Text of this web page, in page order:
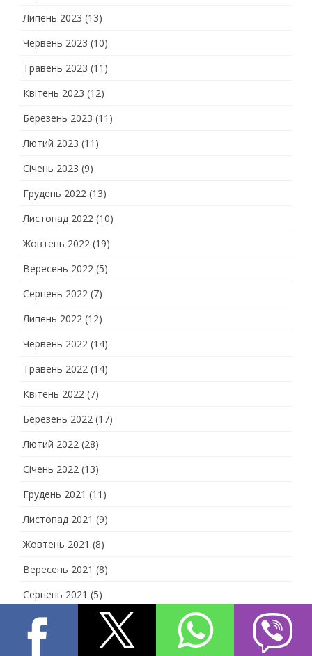
Липень 2023 (13)
Червень 2023 (10)
Травень 2023 (11)
Квітень 2023 (12)
Березень 2023 (11)
Лютий 2023 (11)
Січень 2023 (9)
Грудень 2022 (13)
Листопад 2022 (10)
Жовтень 2022 (19)
Вересень 2022 (5)
Серпень 2022 (7)
Липень 2022 (12)
Червень 2022 (14)
Травень 2022 (14)
Квітень 2022 (7)
Березень 2022 (17)
Лютий 2022 (28)
Січень 2022 (13)
Грудень 2021 (11)
Листопад 2021 (9)
Жовтень 2021 (8)
Вересень 2021 (8)
Серпень 2021 (5)
Липень 2021
(11)